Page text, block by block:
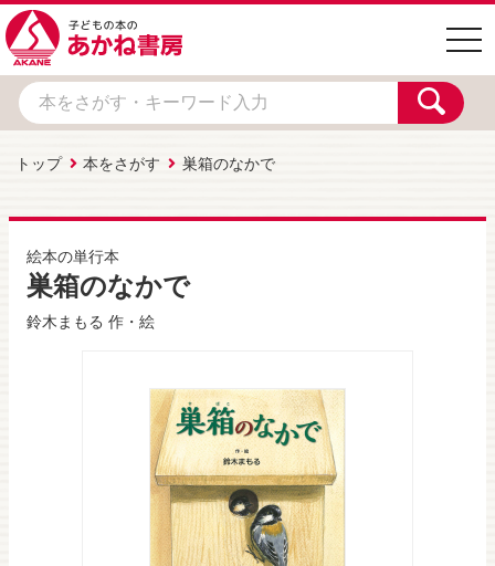
トップ 本をさがす 巣箱のなかで
絵本の単行本
巣箱のなかで
鈴木まもる 作・絵